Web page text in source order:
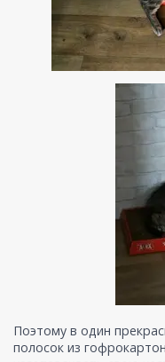
Поэтому в один
полосок из